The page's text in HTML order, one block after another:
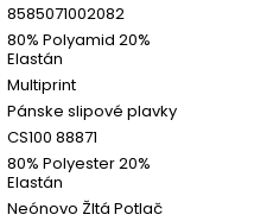
8585071002082
80% Polyamid 20%
Elastán
Multiprint
Pánske slipové plavky
CS100 88871
80% Polyester 20%
Elastán
Neónovo Žltá Potlač